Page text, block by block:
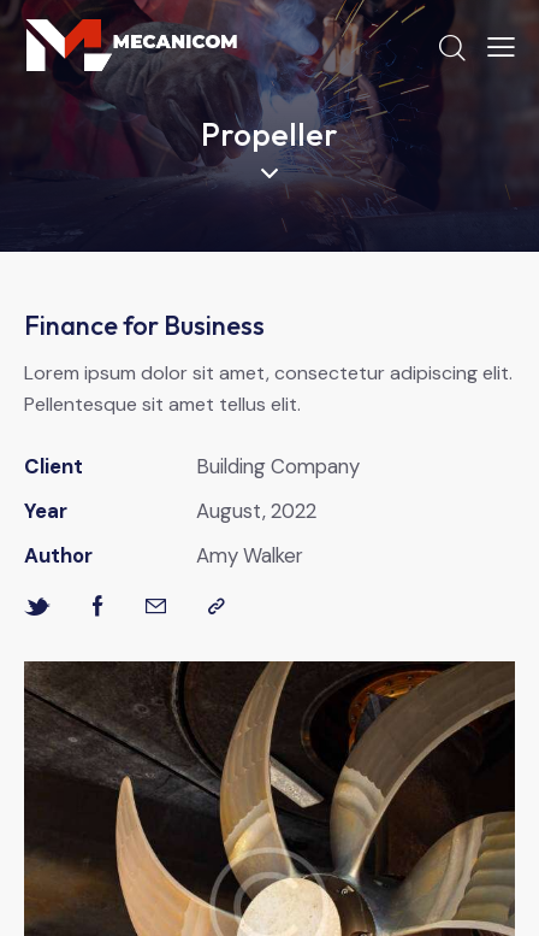
Propeller
Finance for Business
Lorem ipsum dolor sit amet, consectetur adipiscing elit.
Pellentesque sit amet tellus elit.
Client
Building Company
Year
August, 2022
Author
Amy Walker